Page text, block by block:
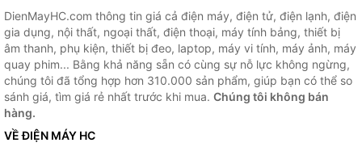
DienMayHC.com thông tin giá cả điện máy, điện tử, điện lạnh, điện
gia dụng, nội thất, ngoại thất, điện thoại, máy tính bảng, thiết bị
âm thanh, phụ kiện, thiết bị đeo, laptop, máy vi tính, máy ảnh, máy
quay phim... Bằng khả năng sẵn có cùng sự nỗ lực không ngừng,
chúng tôi đã tổng hợp hơn 310.000 sản phẩm, giúp bạn có thể so
sánh giá, tìm giá rẻ nhất trước khi mua. Chúng tôi không bán
hàng.
VỀ ĐIỆN MÁY HC